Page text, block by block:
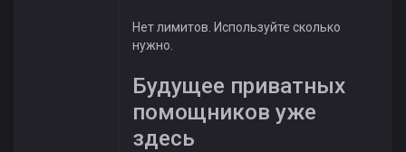
Нет лимитов. Используйте сколько
нужно.
Будущее приватных
помощников уже
здесь